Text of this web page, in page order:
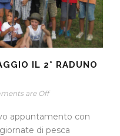
IL 2° RADUNO
are Off
appuntamento con
di pesca